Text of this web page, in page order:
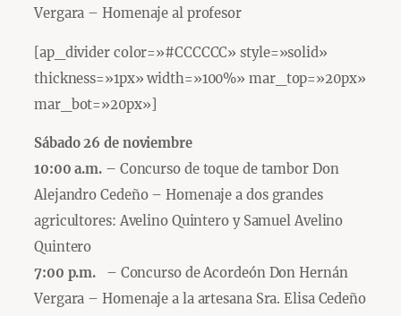
Vergara – Homenaje al profesor
[ap_divider color=»#CCCCCC» style=»solid»
thickness=»1px» width=»100%» mar_top=»20px»
mar_bot=»20px»]
Sábado 26 de noviembre
10:00 a.m. – Concurso de toque de tambor Don
Alejandro Cedeño – Homenaje a dos grandes
agricultores: Avelino Quintero y Samuel Avelino
Quintero
7:00 p.m. – Concurso de Acordeón Don Hernán
Vergara – Homenaje a la artesana Sra. Elisa Cedeño